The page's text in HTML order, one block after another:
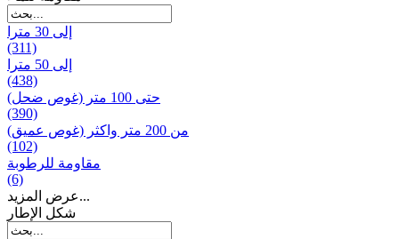
إلى 30 مترا
(311)
إلى 50 مترا
(438)
حتى 100 متر (غوص ضحل)
(390)
من 200 متر واکثر (غوص عميق)
(102)
مقاومة للرطوبة
(6)
عرض المزيد...
شكل الإطار